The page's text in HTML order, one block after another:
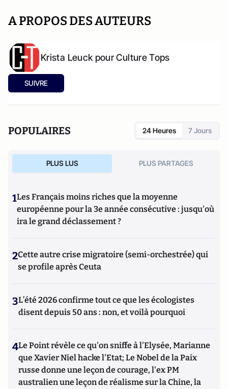
A PROPOS DES AUTEURS
Krista Leuck pour Culture Tops
SUIVRE
POPULAIRES 24 Heures 7 Jours
PLUS LUS PLUS PARTAGES
1Les Français moins riches que la moyenne
européenne pour la 3e année consécutive : jusqu'où
ira le grand déclassement ?
2Cette autre crise migratoire (semi-orchestrée) qui
se profile après Ceuta
3L’été 2026 confirme tout ce que les écologistes
disent depuis 50 ans : non, et voilà pourquoi
4Le Point révèle ce qu'on sniffe à l'Elysée, Marianne
que Xavier Niel hacke l'Etat; Le Nobel de la Paix
russe donne une leçon de courage, l'ex PM
australien une leçon de réalisme sur la Chine, la